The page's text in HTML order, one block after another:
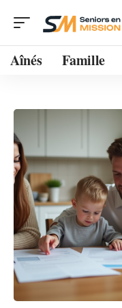
Aînés Famille